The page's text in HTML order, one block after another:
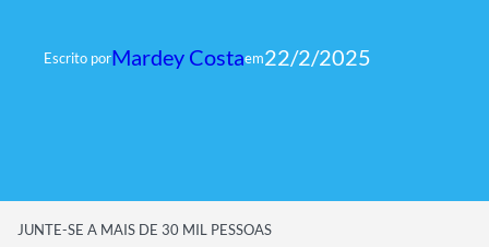
Escrito porMardey Costaem22/2/2025
JUNTE-SE A MAIS DE 30 MIL PESSOAS